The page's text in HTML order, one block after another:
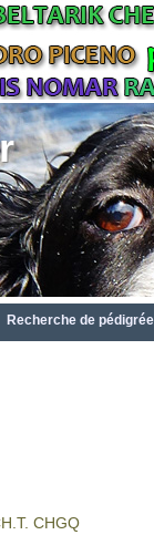
Recherche de pédigrée
CHGQ